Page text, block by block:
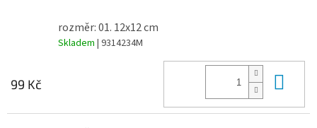
rozměr: 01. 12x12 cm
Skladem | 9314234M
99 Kč